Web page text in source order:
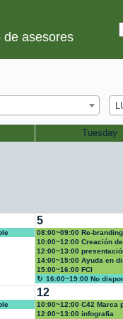
de asesores
Tuesday
5
08:00~09:00 Re-
Celbeeper
10:00~12:00 Creación
nivel avanzado
12:00~13:00
14:00~15:00 Ayuda en
marca
15:00~16:00 FCI
16:00~19:00 No
12
10:00~12:00 C42 Marca
del Curso de desarrollo
12:00~13:00 infografia